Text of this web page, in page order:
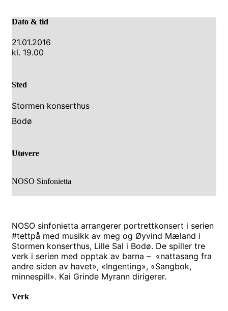
Dato & tid
21.01.2016
kl. 19.00
Sted
Stormen konserthus
Bodø
Utøvere
NOSO Sinfonietta
NOSO sinfonietta arrangerer portrettkonsert i serien
#tettpå med musikk av meg og Øyvind Mæland i
Stormen konserthus, Lille Sal i Bodø. De spiller tre
verk i serien med opptak av barna – «nattasang fra
andre siden av havet», «Ingenting», «Sangbok,
minnespill». Kai Grinde Myrann dirigerer.
Verk